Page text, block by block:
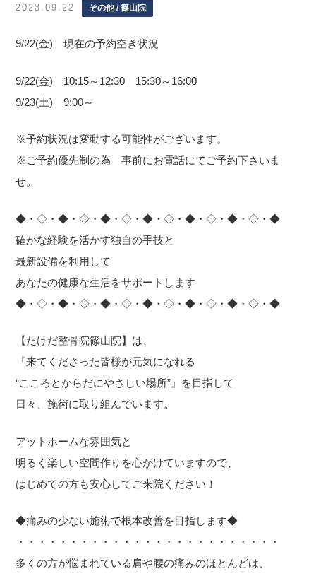
2023.09.22 その他 / 篠山院
9/22(金) 現在の予約空き状況
9/22(金) 10:15～12:30 15:30～16:00
9/23(土) 9:00～
※予約状況は変動する可能性がございます。
※ご予約優先制の為 事前にお電話にてご予約下さいま
せ。
◆・◇・◆・◇・◆・◇・◆・◇・◆・◇・◆・◇・◆
確かな経験を活かす独自の手技と
最新設備を利用して
あなたの健康な生活をサポートします
◆・◇・◆・◇・◆・◇・◆・◇・◆・◇・◆・◇・◆
【たけだ整骨院篠山院】は、
『来てくださった皆様が元気になれる
“こころとからだにやさしい場所”』を目指して
日々、施術に取り組んでいます。
アットホームな雰囲気と
明るく楽しい空間作りを心がけていますので、
はじめての方も安心してご来院ください！
◆痛みの少ない施術で根本改善を目指します◆
・・・・・・・・・・・・・・・・・・・・・・・・・
多くの方が悩まれている肩や腰の痛みのほとんどは、